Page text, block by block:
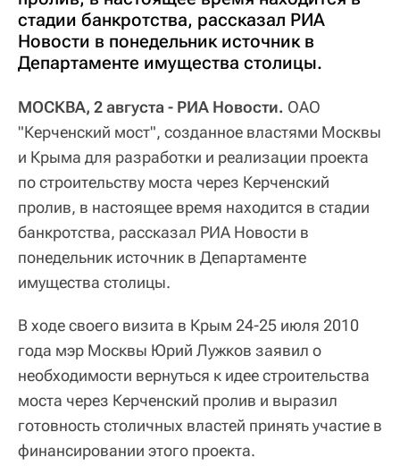
стадии банкротства, рассказал РИА
Новости в понедельник источник в
Департаменте имущества столицы.
МОСКВА, 2 августа - РИА Новости. ОАО
"Керченский мост", созданное властями Москвы
и Крыма для разработки и реализации проекта
по строительству моста через Керченский
пролив, в настоящее время находится в стадии
банкротства, рассказал РИА Новости в
понедельник источник в Департаменте
имущества столицы.
В ходе своего визита в Крым 24-25 июля 2010
года мэр Москвы Юрий Лужков заявил о
необходимости вернуться к идее строительства
моста через Керченский пролив и выразил
готовность столичных властей принять участие в
финансировании этого проекта.